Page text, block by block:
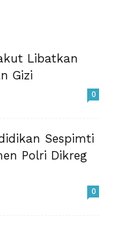
Libatkan
Gizi
0
Sespimti
Polri Dikreg
0